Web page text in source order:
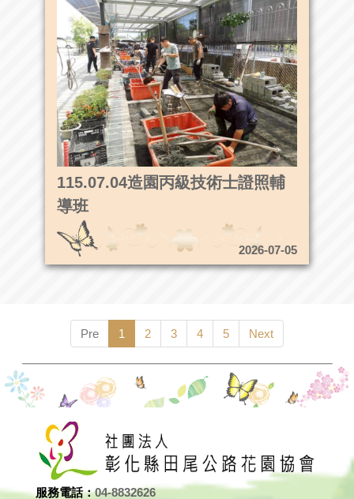
115.07.04造園丙級技術士證照輔
導班
2026-07-05
Pre 1 2 3 4 5 Next
服務電話：04-8832626